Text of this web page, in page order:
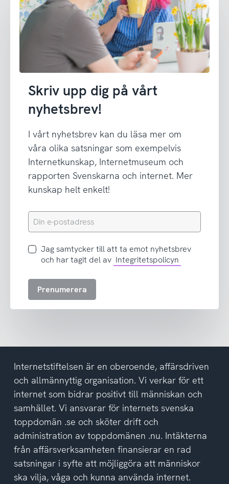
Skriv upp dig på vårt
nyhetsbrev!
I vårt nyhetsbrev kan du läsa mer om
våra olika satsningar som exempelvis
Internetkunskap, Internetmuseum och
rapporten Svenskarna och internet. Mer
kunskap helt enkelt!
Din
e-
Jag
samtycker
att
del
av
integritetspolicyn
Jag samtycker till att ta emot nyhetsbrev
och har tagit del av Integritetspolicyn
Prenumerera
Internetstiftelsen är en oberoende, affärsdriven
och allmännyttig organisation. Vi verkar för ett
internet som bidrar positivt till människan och
samhället. Vi ansvarar för internets svenska
toppdomän .se och sköter drift och
administration av toppdomänen .nu. Intäkterna
från affärsverksamheten finansierar en rad
satsningar i syfte att möjliggöra att människor
ska vilja, våga och kunna använda internet.